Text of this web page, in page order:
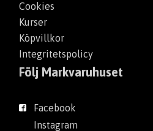
Cookies
Kurser
Köpvillkor
Integritetspolicy
Följ Markvaruhuset
Facebook
Instagram